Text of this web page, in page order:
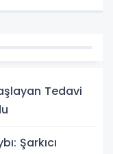
Tedavi
Şarkıcı